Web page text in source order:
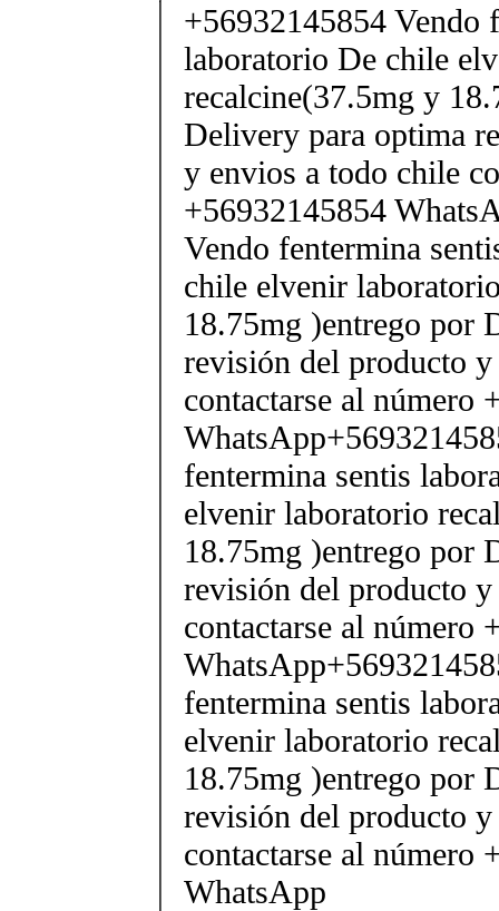
+56932145854 Vendo
laboratorio De chile
recalcine(37.5mg y
Delivery para optima
y envios a todo chile
+56932145854
Vendo fentermina
chile elvenir
18.75mg )entrego por
revisión del producto
contactarse al número
fentermina sentis
elvenir laboratorio
18.75mg )entrego por
revisión del producto
contactarse al número
fentermina sentis
elvenir laboratorio
18.75mg )entrego por
revisión del producto
contactarse al número
WhatsApp